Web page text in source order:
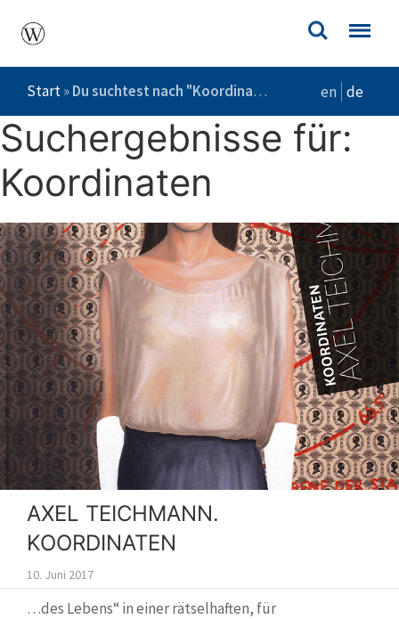
Start»Du suchtest nach "Koordinaten" en de
Suchergebnisse für:
Koordinaten
AXEL TEICHMANN.
KOORDINATEN
10. Juni 2017
…des Lebens“ in einer rätselhaften, für